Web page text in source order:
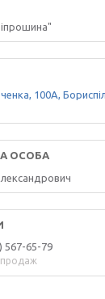
100А,
567-65-79